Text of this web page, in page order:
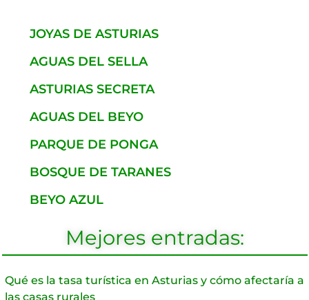
JOYAS DE ASTURIAS
AGUAS DEL SELLA
ASTURIAS SECRETA
AGUAS DEL BEYO
PARQUE DE PONGA
BOSQUE DE TARANES
BEYO AZUL
Mejores entradas:
Qué es la tasa turística en Asturias y cómo afectaría a
las casas rurales